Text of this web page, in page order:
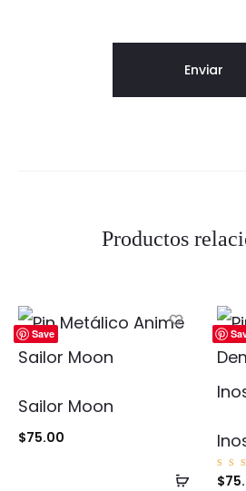
Productos
Save
Añadir
Sailor Moon
$75.00
o
$